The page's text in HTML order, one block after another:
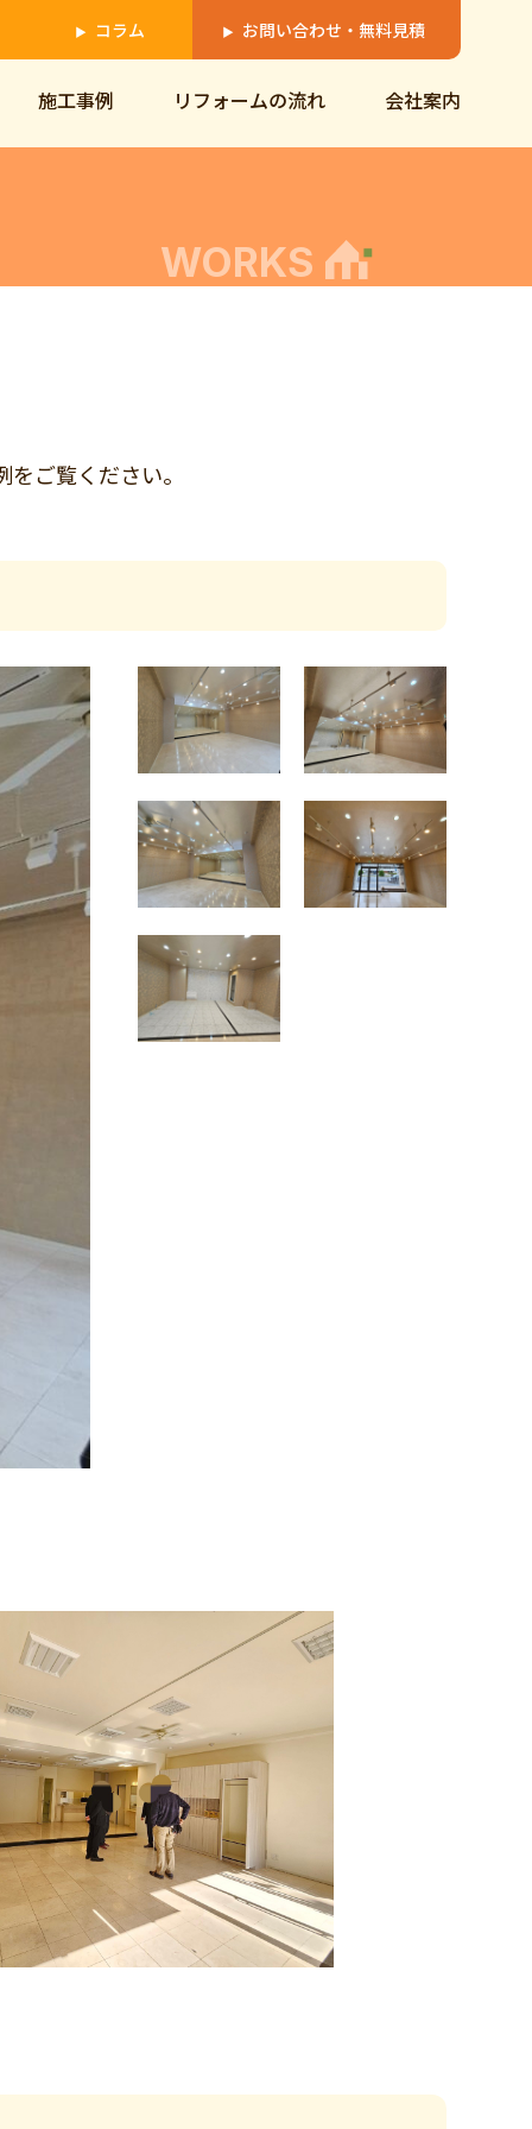
▶ コラム ▶ お問い合わせ・無料見積
施工事例 リフォームの流れ 会社案内
WORKS
ご覧ください。